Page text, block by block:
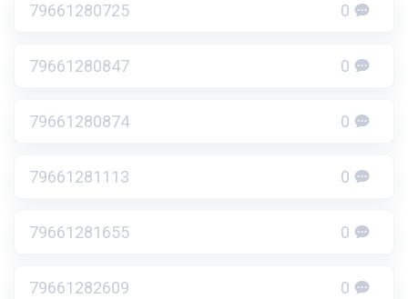
79661280725 0
79661280847 0
79661280874 0
79661281113 0
79661281655 0
79661282609 0